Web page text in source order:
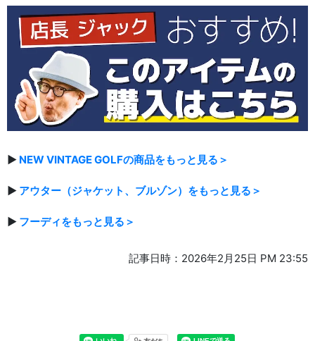
▶ NEW VINTAGE GOLFの商品をもっと見る＞
▶ アウター（ジャケット、ブルゾン）をもっと見る＞
▶ フーディをもっと見る＞
記事日時：2026年2月25日 PM 23:55